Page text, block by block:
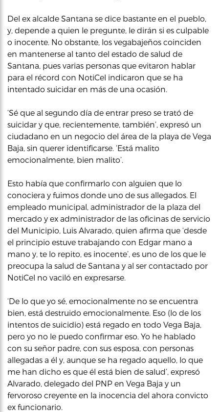
Del ex alcalde Santana se dice bastante en el pueblo,
y, depende a quien le pregunte, le dirán si es culpable
o inocente. No obstante, los vegabajeños coinciden
en mantenerse al tanto del estado de salud de
Santana, pues varias personas que evitaron hablar
para el récord con NotiCel indicaron que se ha
intentado suicidar en más de una ocasión.
‘Sé que al segundo día de entrar preso se trató de
suicidar y que, recientemente, también’, expresó un
ciudadano en un negocio del área de la playa de Vega
Baja, sin querer identificarse. ‘Está malito
emocionalmente, bien malito’.
Esto había que confirmarlo con alguien que lo
conociera y fuimos donde uno de sus allegados. El
empleado municipal, administrador de la plaza del
mercado y ex administrador de las oficinas de servicio
del Municipio, Luis Alvarado, quien afirma que ‘desde
el principio estuve trabajando con Edgar mano a
mano y, te lo repito, es inocente’, es uno de los que le
preocupa la salud de Santana y al ser contactado por
NotiCel no vaciló en expresarse.
‘De lo que yo sé, emocionalmente no se encuentra
bien, está destruido emocionalmente. Eso (lo de los
intentos de suicidio) está regado en todo Vega Baja,
pero yo no le puedo confirmar eso. Yo he hablado
con su señor padre, con sus esposa, con personas
allegadas a él y, aunque se ha regado aquello, lo que
me han dicho es que él está bien de salud’, expresó
Alvarado, delegado del PNP en Vega Baja y un
fervoroso creyente en la inocencia del ahora convicto
ex funcionario.